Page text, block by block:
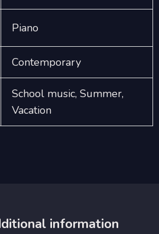
Piano
Contemporary
School music, Summer,
Vacation
information